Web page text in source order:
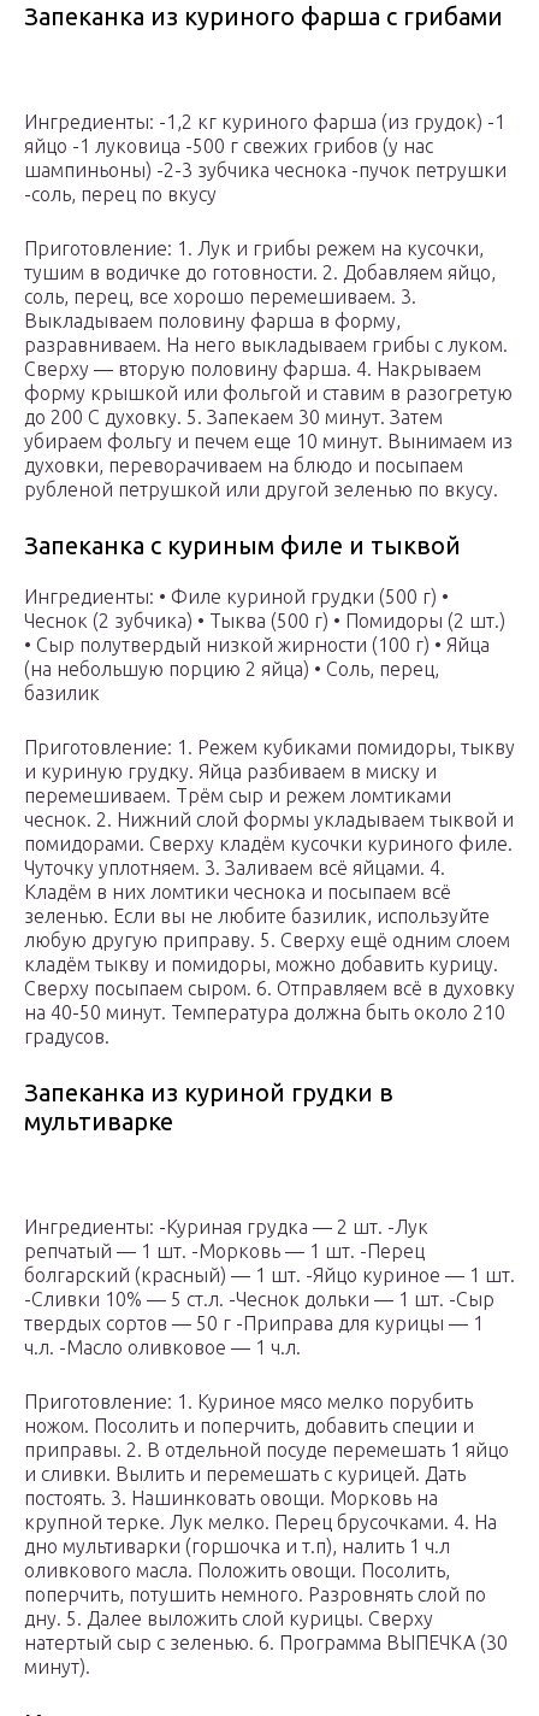
Запеканка из куриного фарша с грибами
Ингредиенты: -1,2 кг куриного фарша (из грудок) -1
яйцо -1 луковица -500 г свежих грибов (у нас
шампиньоны) -2-3 зубчика чеснока -пучок петрушки
-соль, перец по вкусу
Приготовление: 1. Лук и грибы режем на кусочки,
тушим в водичке до готовности. 2. Добавляем яйцо,
соль, перец, все хорошо перемешиваем. 3.
Выкладываем половину фарша в форму,
разравниваем. На него выкладываем грибы с луком.
Сверху — вторую половину фарша. 4. Накрываем
форму крышкой или фольгой и ставим в разогретую
до 200 С духовку. 5. Запекаем 30 минут. Затем
убираем фольгу и печем еще 10 минут. Вынимаем из
духовки, переворачиваем на блюдо и посыпаем
рубленой петрушкой или другой зеленью по вкусу.
Запеканка с куриным филе и тыквой
Ингредиенты: • Филе куриной грудки (500 г) •
Чеснок (2 зубчика) • Тыква (500 г) • Помидоры (2 шт.)
• Сыр полутвердый низкой жирности (100 г) • Яйца
(на небольшую порцию 2 яйца) • Соль, перец,
базилик
Приготовление: 1. Режем кубиками помидоры, тыкву
и куриную грудку. Яйца разбиваем в миску и
перемешиваем. Трём сыр и режем ломтиками
чеснок. 2. Нижний слой формы укладываем тыквой и
помидорами. Сверху кладём кусочки куриного филе.
Чуточку уплотняем. 3. Заливаем всё яйцами. 4.
Кладём в них ломтики чеснока и посыпаем всё
зеленью. Если вы не любите базилик, используйте
любую другую приправу. 5. Сверху ещё одним слоем
кладём тыкву и помидоры, можно добавить курицу.
Сверху посыпаем сыром. 6. Отправляем всё в духовку
на 40-50 минут. Температура должна быть около 210
градусов.
Запеканка из куриной грудки в
мультиварке
Ингредиенты: -Куриная грудка — 2 шт. -Лук
репчатый — 1 шт. -Морковь — 1 шт. -Перец
болгарский (красный) — 1 шт. -Яйцо куриное — 1 шт.
-Сливки 10% — 5 ст.л. -Чеснок дольки — 1 шт. -Сыр
твердых сортов — 50 г -Приправа для курицы — 1
ч.л. -Масло оливковое — 1 ч.л.
Приготовление: 1. Куриное мясо мелко порубить
ножом. Посолить и поперчить, добавить специи и
приправы. 2. В отдельной посуде перемешать 1 яйцо
и сливки. Вылить и перемешать с курицей. Дать
постоять. 3. Нашинковать овощи. Морковь на
крупной терке. Лук мелко. Перец брусочками. 4. На
дно мультиварки (горшочка и т.п), налить 1 ч.л
оливкового масла. Положить овощи. Посолить,
поперчить, потушить немного. Разровнять слой по
дну. 5. Далее выложить слой курицы. Сверху
натертый сыр с зеленью. 6. Программа ВЫПЕЧКА (30
минут).